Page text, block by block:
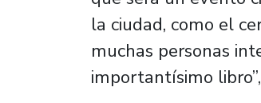
la ciudad, como el
muchas personas
importantísimo